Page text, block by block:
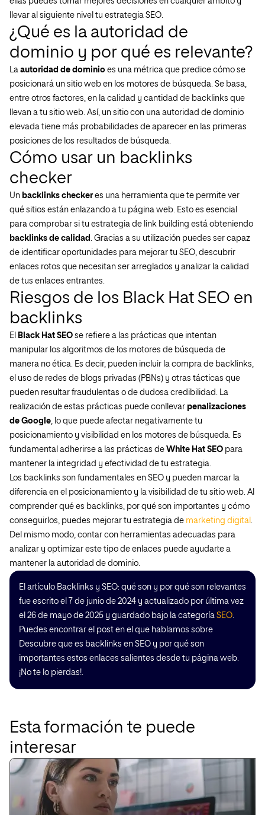
llevar al siguiente nivel tu estrategia SEO.
¿Qué es la autoridad de
dominio y por qué es relevante?
La autoridad de dominio es una métrica que predice cómo se
posicionará un sitio web en los motores de búsqueda. Se basa,
entre otros factores, en la calidad y cantidad de backlinks que
llevan a tu sitio web. Así, un sitio con una autoridad de dominio
elevada tiene más probabilidades de aparecer en las primeras
posiciones de los resultados de búsqueda.
Cómo usar un backlinks
checker
Un backlinks checkeres una herramienta que te permite ver
qué sitios están enlazando a tu página web. Esto es esencial
para comprobar si tu estrategia de link building está obteniendo
backlinks de calidad . Gracias a su utilización puedes ser capaz
de identificar oportunidades para mejorar tu SEO, descubrir
enlaces rotos que necesitan ser arreglados y analizar la calidad
de tus enlaces entrantes.
Riesgos de los Black Hat SEO en
backlinks
El Black Hat SEO se refiere a las prácticas que intentan
manipular los algoritmos de los motores de búsqueda de
manera no ética. Es decir, pueden incluir la compra de backlinks,
el uso de redes de blogs privadas (PBNs) y otras tácticas que
pueden resultar fraudulentas o de dudosa credibilidad. La
realización de estas prácticas puede conllevar penalizaciones
de Google, lo que puede afectar negativamente tu
posicionamiento y visibilidad en los motores de búsqueda. Es
fundamental adherirse a las prácticas de White Hat SEO para
mantener la integridad y efectividad de tu estrategia.
Los backlinks son fundamentales en SEO y pueden marcar la
diferencia en el posicionamiento y la visibilidad de tu sitio web. Al
comprender qué es backlinks, por qué son importantes y cómo
conseguirlos, puedes mejorar tu estrategia de marketing digital .
Del mismo modo, contar con herramientas adecuadas para
analizar y optimizar este tipo de enlaces puede ayudarte a
mantener la autoridad de dominio.
El artículo Backlinks y SEO: qué son y por qué son relevantes
fue escrito el 7 de junio de 2024 y actualizado por última vez
el 26 de mayo de 2025 y guardado bajo la categoría SEO.
Puedes encontrar el post en el que hablamos sobre
Descubre que es backlinks en SEO y por qué son
importantes estos enlaces salientes desde tu página web.
¡No te lo pierdas!.
Esta formación te puede
interesar